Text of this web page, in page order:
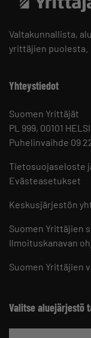
Valtakunnallista,
yrittäjien puolesta.
Yhteystiedot
Suomen Yrittäjät
PL 999, 00101
Puhelinvaihde 09
Tietosuojaseloste
Evästeasetukset
Keskusjärjestön
Suomen Yrittäjien
Ilmoituskanavan
Suomen Yrittäjien
Valitse aluejärjestö